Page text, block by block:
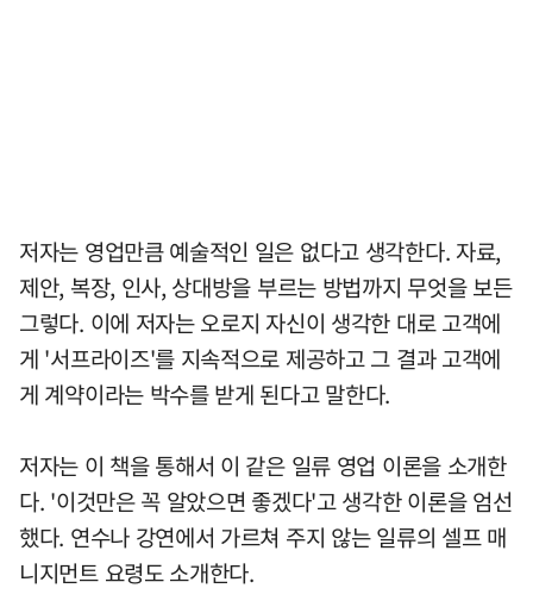
저자는 영업만큼 예술적인 일은 없다고 생각한다. 자료,
제안, 복장, 인사, 상대방을 부르는 방법까지 무엇을 보든
그렇다. 이에 저자는 오로지 자신이 생각한 대로 고객에
게 '서프라이즈'를 지속적으로 제공하고 그 결과 고객에
게 계약이라는 박수를 받게 된다고 말한다.
저자는 이 책을 통해서 이 같은 일류 영업 이론을 소개한
다. '이것만은 꼭 알았으면 좋겠다'고 생각한 이론을 엄선
했다. 연수나 강연에서 가르쳐 주지 않는 일류의 셀프 매
니지먼트 요령도 소개한다.